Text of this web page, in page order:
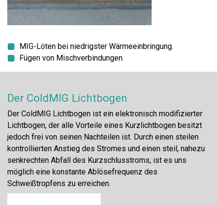
MIG-Löten bei niedrigster Wärmeeinbringung.
Fügen von Mischverbindungen.
Der ColdMIG Lichtbogen
Der ColdMIG Lichtbogen ist ein elektronisch modifizierter
Lichtbogen, der alle Vorteile eines Kurzlichtbogen besitzt
jedoch frei von seinen Nachteilen ist. Durch einen steilen
kontrollierten Anstieg des Stromes und einen steil, nahezu
senkrechten Abfall des Kurzschlusstroms, ist es uns
möglich eine konstante Ablösefrequenz des
Schweißtropfens zu erreichen.